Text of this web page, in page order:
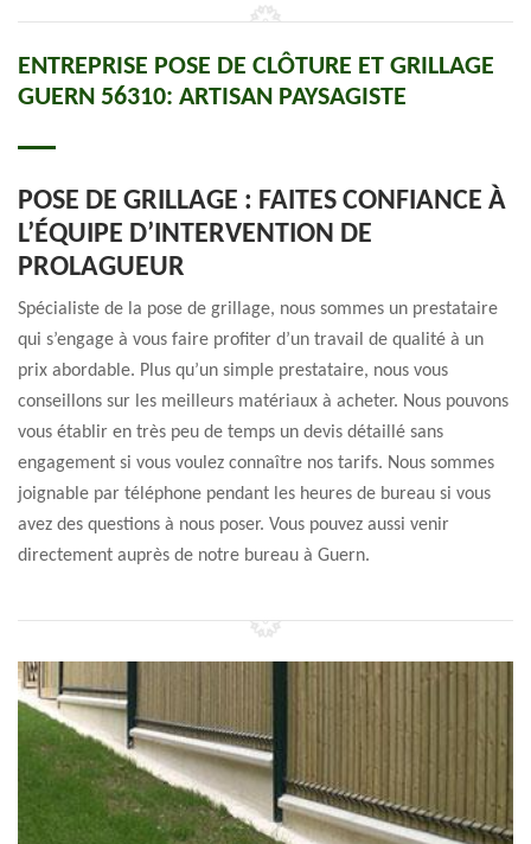
ENTREPRISE POSE DE CLÔTURE ET GRILLAGE
GUERN 56310: ARTISAN PAYSAGISTE
POSE DE GRILLAGE : FAITES CONFIANCE À
L’ÉQUIPE D’INTERVENTION DE
PROLAGUEUR
Spécialiste de la pose de grillage, nous sommes un prestataire
qui s’engage à vous faire profiter d’un travail de qualité à un
prix abordable. Plus qu’un simple prestataire, nous vous
conseillons sur les meilleurs matériaux à acheter. Nous pouvons
vous établir en très peu de temps un devis détaillé sans
engagement si vous voulez connaître nos tarifs. Nous sommes
joignable par téléphone pendant les heures de bureau si vous
avez des questions à nous poser. Vous pouvez aussi venir
directement auprès de notre bureau à Guern.